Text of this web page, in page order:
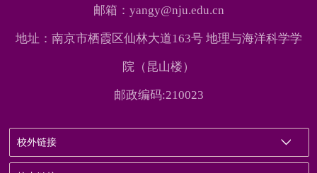
邮箱：yangy@nju.edu.cn
地址：南京市栖霞区仙林大道163号 地理与海洋科学学
院（昆山楼）
邮政编码:210023
校外链接